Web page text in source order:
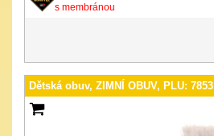
s membránou
Dětská obuv, ZIMNÍ OBUV, PLU: 7853